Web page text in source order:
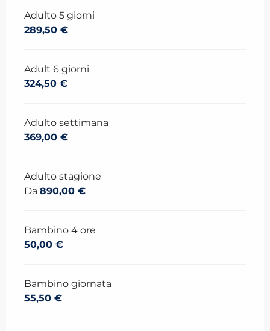
Adulto 5 giorni
289,50 €
Adult 6 giorni
324,50 €
Adulto settimana
369,00 €
Adulto stagione
Da 890,00 €
Bambino 4 ore
50,00 €
Bambino giornata
55,50 €